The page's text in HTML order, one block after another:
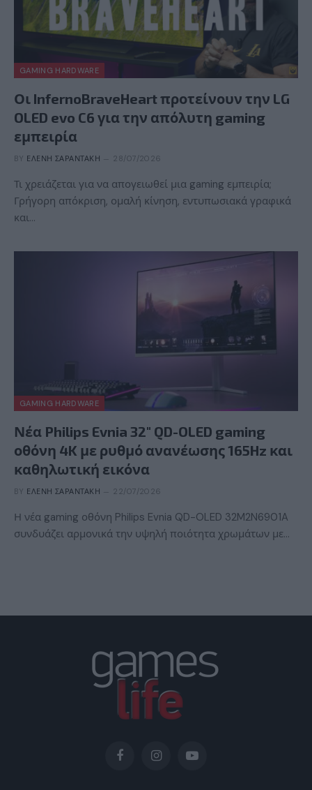
GAMING HARDWARE
Οι InfernoBraveHeart προτείνουν την LG
OLED evo C6 για την απόλυτη gaming
εμπειρία
BY ΕΛΈΝΗ ΣΑΡΑΝΤΆΚΗ 28/07/2026
Τι χρειάζεται για να απογειωθεί μια gaming εμπειρία;
Γρήγορη απόκριση, ομαλή κίνηση, εντυπωσιακά γραφικά
και…
GAMING HARDWARE
Νέα Philips Evnia 32″ QD-OLED gaming
οθόνη 4K με ρυθμό ανανέωσης 165Hz και
καθηλωτική εικόνα
BY ΕΛΈΝΗ ΣΑΡΑΝΤΆΚΗ 22/07/2026
Η νέα gaming οθόνη Philips Evnia QD-OLED 32M2N6901A
συνδυάζει αρμονικά την υψηλή ποιότητα χρωμάτων με…
FacebookInstagramYouTube